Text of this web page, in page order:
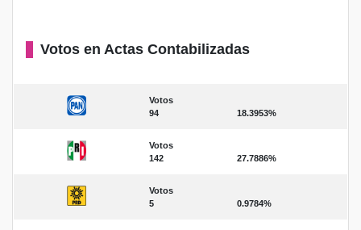
Votos en Actas Contabilizadas
Votos
94
18.3953%
Votos
142
27.7886%
Votos
5
0.9784%